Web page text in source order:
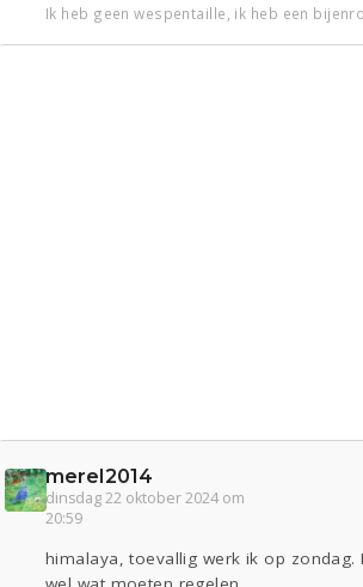
Ik heb geen wespentaille, ik heb een
merel2014
dinsdag 22 oktober 2024 om
20:59
himalaya, toevallig werk ik op zondag.